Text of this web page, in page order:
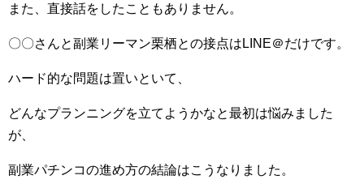
また、直接話をしたこともありません。
〇〇さんと副業リーマン栗栖との接点はLINE＠だけです。
ハード的な問題は置いといて、
どんなプランニングを立てようかなと最初は悩みました
が、
副業パチンコの進め方の結論はこうなりました。